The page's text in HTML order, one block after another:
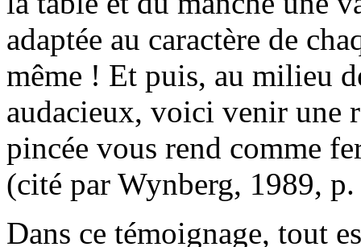
adaptée au caractère de
même ! Et puis, au milieu
audacieux, voici venir une
pincée vous rend comme
(cité par Wynberg, 1989,
Dans ce témoignage, tout